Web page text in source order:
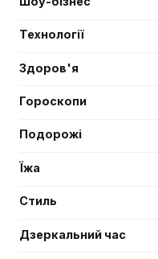
Технології
Здоров'я
Гороскопи
Подорожі
Їжа
Стиль
Дзеркальний час